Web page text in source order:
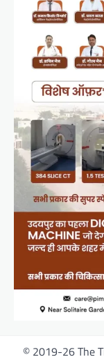
© 2019-26 The